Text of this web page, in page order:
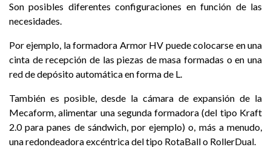
Son posibles diferentes configuraciones en función de las
necesidades.
Por ejemplo, la formadora Armor HV puede colocarse en una
cinta de recepción de las piezas de masa formadas o en una
red de depósito automática en forma de L.
También es posible, desde la cámara de expansión de la
Mecaform, alimentar una segunda formadora (del tipo Kraft
2.0 para panes de sándwich, por ejemplo) o, más a menudo,
una redondeadora excéntrica del tipo RotaBall o RollerDual.